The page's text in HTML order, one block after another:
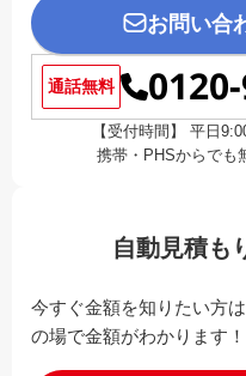
お問い合
通話無料
【受付時間】 平日
携帯・PHSからでも
自動見積も
今すぐ金額を知りたい方
の場で金額がわかります！